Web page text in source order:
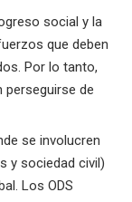
social y la
que deben
Por lo tanto,
perseguirse de
se involucren
y sociedad civil)
Los ODS